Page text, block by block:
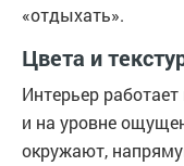
«отдыхать».
Цвета и
Интерьер
и на уровне
окружают,